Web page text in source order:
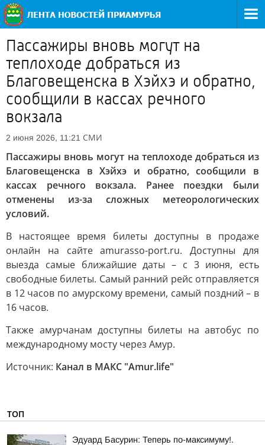
Пассажиры вновь могут на
теплоходе добраться из
Благовещенска в Хэйхэ и обратно,
сообщили в кассах речного
вокзала
2 июня 2026, 11:21 СМИ
Пассажиры вновь могут на теплоходе добраться из
Благовещенска в Хэйхэ и обратно, сообщили в
кассах речного вокзала. Ранее поездки были
отменены из-за сложных метеорологических
условий.
В настоящее время билеты доступны в продаже
онлайн на сайте amurasso-port.ru. Доступны для
выезда самые ближайшие даты – с 3 июня, есть
свободные билеты. Самый ранний рейс отправляется
в 12 часов по амурскому времени, самый поздний – в
16 часов.
Также амурчанам доступны билеты на автобус по
международному мосту через Амур.
Источник: Канал в МАКС "Аmur.life"
ТОП
Эдуард Басурин: Теперь по-максимуму!.